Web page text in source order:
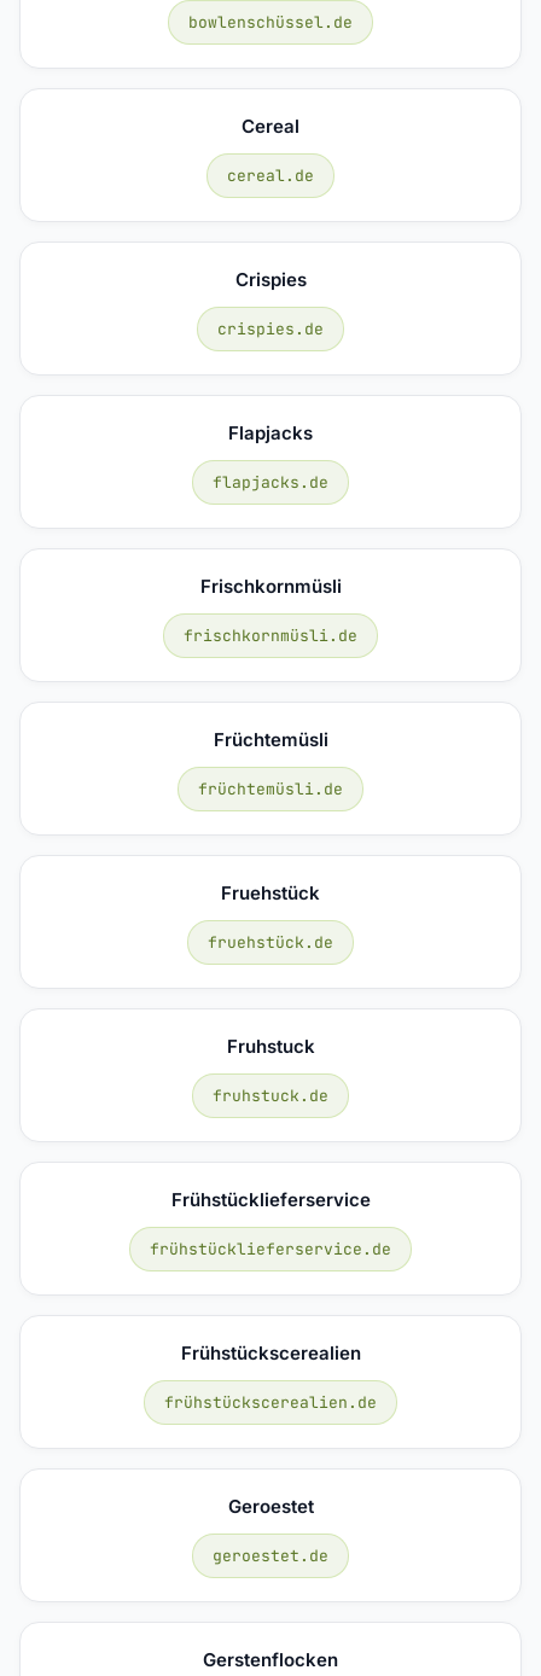
bowlenschüssel.de
Cereal
cereal.de
Crispies
crispies.de
Flapjacks
flapjacks.de
Frischkornmüsli
frischkornmüsli.de
Früchtemüsli
früchtemüsli.de
Fruehstück
fruehstück.de
Fruhstuck
fruhstuck.de
Frühstücklieferservice
frühstücklieferservice.de
Frühstückscerealien
frühstückscerealien.de
Geroestet
geroestet.de
Gerstenflocken